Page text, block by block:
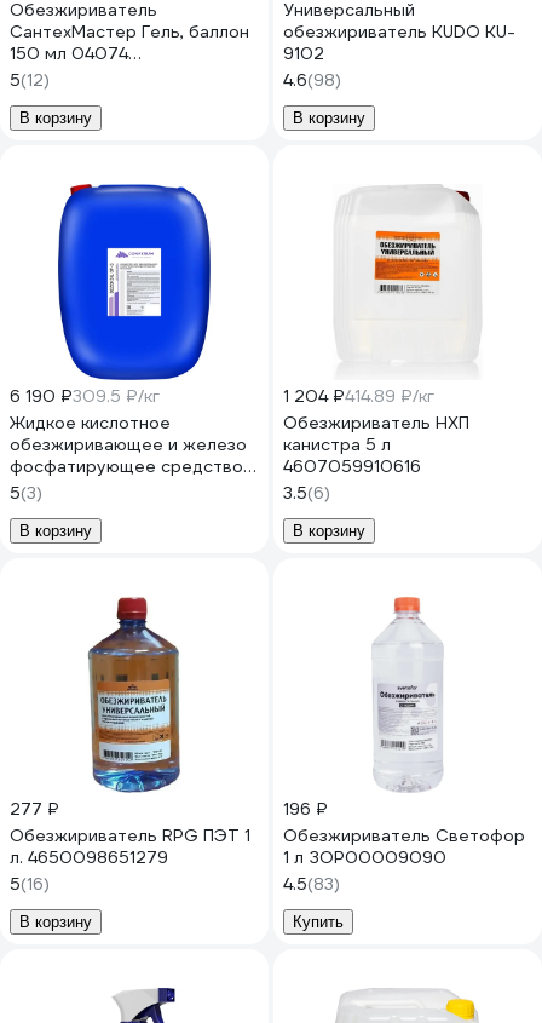
Обезжириватель
СантехМастер Гель, баллон
150 мл 04074
4630009040743
5(12)
В корзину
Универсальный
обезжириватель KUDO KU-
9102
4.6(98)
В корзину
6 190 ₽309.5 ₽/кг
Жидкое кислотное
обезжиривающее и железо
фосфатирующее средство
КОНФЕРУМ Дезоксил-оф-с
концентрат 1915
5(3)
В корзину
1 204 ₽414.89 ₽/кг
Обезжириватель НХП
канистра 5 л
4607059910616
3.5(6)
В корзину
277 ₽
Обезжириватель RPG ПЭТ 1
л. 4650098651279
5(16)
В корзину
196 ₽
Обезжириватель Светофор
1 л ЗОР00009090
4.5(83)
Купить